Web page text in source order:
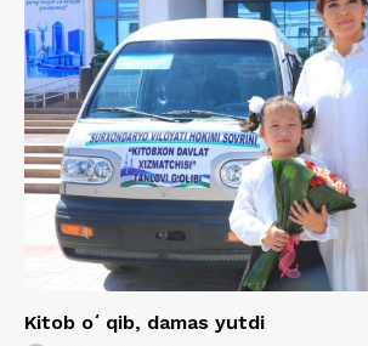
Kitob oʻqib, damas yutdi